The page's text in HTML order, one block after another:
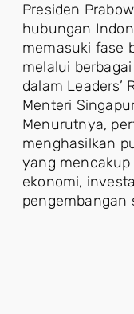
Presiden
hubungan
memasuki fase
melalui
dalam Leaders’
Menteri
Menurutnya,
menghasilkan
yang mencakup
ekonomi,
pengembangan